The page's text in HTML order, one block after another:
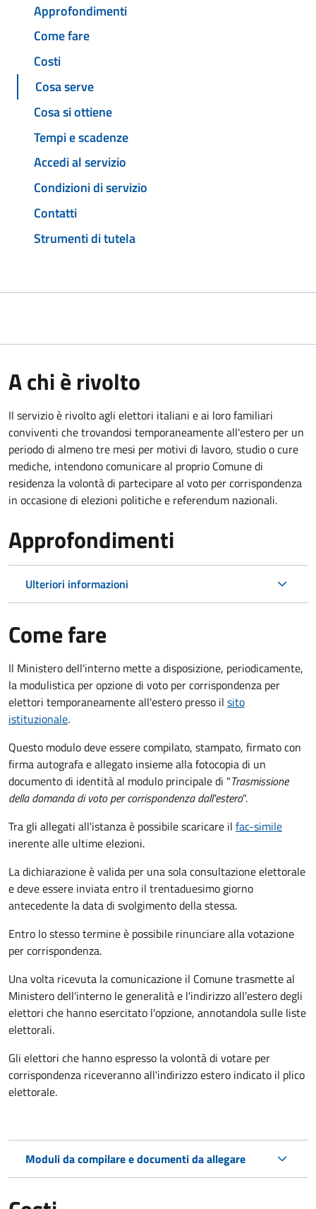
Approfondimenti
Come fare
Costi
Cosa serve
Cosa si ottiene
Tempi e scadenze
Accedi al servizio
Condizioni di servizio
Contatti
Strumenti di tutela
A chi è rivolto
Il servizio è rivolto agli elettori italiani e ai loro familiari
conviventi che trovandosi temporaneamente all'estero per un
periodo di almeno tre mesi per motivi di lavoro, studio o cure
mediche, intendono comunicare al proprio Comune di
residenza la volontà di partecipare al voto per corrispondenza
in occasione di elezioni politiche e referendum nazionali.
Approfondimenti
Ulteriori informazioni
Come fare
Il Ministero dell'interno mette a disposizione, periodicamente,
la modulistica per opzione di voto per corrispondenza per
elettori temporaneamente all'estero presso il sito
istituzionale.
Questo modulo deve essere compilato, stampato, firmato con
firma autografa e allegato insieme alla fotocopia di un
documento di identità al modulo principale di "Trasmissione
della domanda di voto per corrispondenza dall'estero".
Tra gli allegati all'istanza è possibile scaricare il fac-simile
inerente alle ultime elezioni.
La dichiarazione è valida per una sola consultazione elettorale
e deve essere inviata entro il trentaduesimo giorno
antecedente la data di svolgimento della stessa.
Entro lo stesso termine è possibile rinunciare alla votazione
per corrispondenza.
Una volta ricevuta la comunicazione il Comune trasmette al
Ministero dell'interno le generalità e l'indirizzo all'estero degli
elettori che hanno esercitato l'opzione, annotandola sulle liste
elettorali.
Gli elettori che hanno espresso la volontà di votare per
corrispondenza riceveranno all'indirizzo estero indicato il plico
elettorale.
Moduli da compilare e documenti da allegare